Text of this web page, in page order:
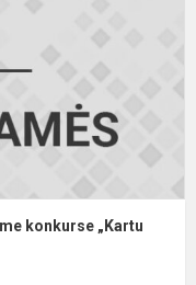
konkurse „Kartu